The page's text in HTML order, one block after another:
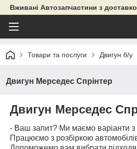
Вживані Автозапчастини з
Товари та послуги Двигун б/у
Двигун Мерседес Спрінтер
Двигун Мерседес
- Ваш запит? Ми маємо варіанти з
Працюємо з розбіркою